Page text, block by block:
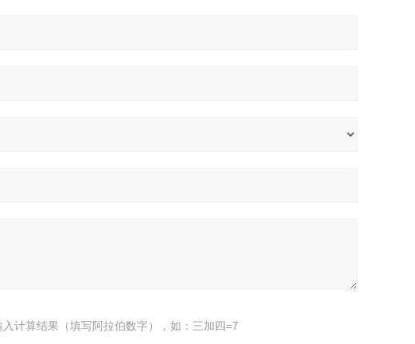
入计算结果（填写阿拉伯数字），如：三加四=7